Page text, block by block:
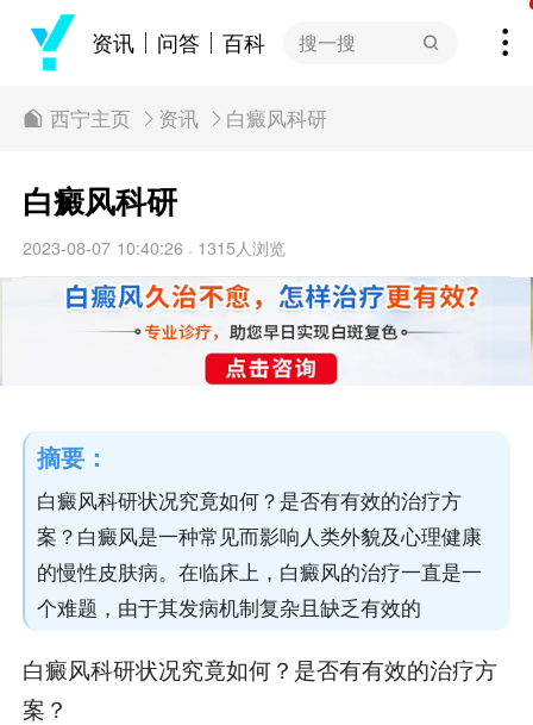
资讯 问答 百科 搜一搜
西宁主页 资讯 白癜风科研
白癜风科研
2023-08-07 10:40:26 · 1315人浏览
摘要：
白癜风科研状况究竟如何？是否有有效的治疗方
案？白癜风是一种常见而影响人类外貌及心理健康
的慢性皮肤病。在临床上，白癜风的治疗一直是一
个难题，由于其发病机制复杂且缺乏有效的
白癜风科研状况究竟如何？是否有有效的治疗方
案？